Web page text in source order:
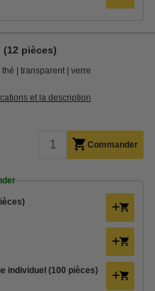
(12 pièces)
thé transparent verre
et la description
Commander
individuel (100 pièces)